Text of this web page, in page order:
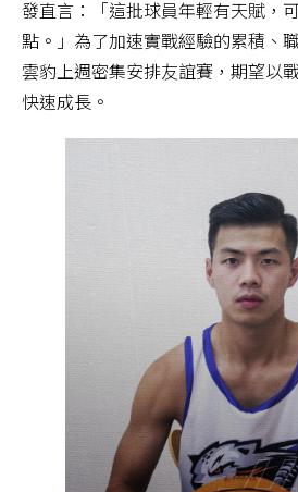
發直言：「這批球員年輕有天賦，
點。」為了加速實戰經驗的累積、
雲豹上週密集安排友誼賽，期望以
快速成長。